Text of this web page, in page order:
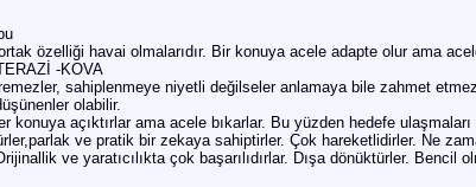
özelliği havai olmalarıdır. Bir konuya acele adapte olur ama
-KOVA
sahiplenmeye niyetli değilseler anlamaya bile zahmet
olabilir.
konuya açıktırlar ama acele bıkarlar. Bu yüzden hedefe ulaşmaları
ve pratik bir zekaya sahiptirler. Çok hareketlidirler. Ne
ve yaratıcılıkta çok başarılıdırlar. Dışa dönüktürler. Bencil